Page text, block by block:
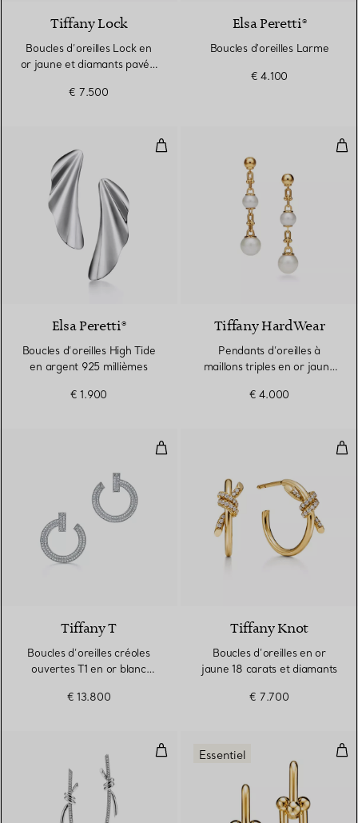
Tiffany Lock
Boucles d’oreilles Lock en
or jaune et diamants pavés,
€ 7.500
Elsa Peretti®
Boucles d'oreilles Larme
€ 4.100
Boucles d’oreilles High Tide en
Elsa Peretti®
Boucles d’oreilles High Tide
en argent 925 millièmes
€ 1.900
Tiffany HardWear
Pendants d’oreilles à
maillons triples en or jaune
douce
€ 4.000
Boucles d’oreilles créoles
Tiffany T
Boucles d’oreilles créoles
ouvertes T1 en or blanc
€ 13.800
Tiffany Knot
Boucles d’oreilles en or
jaune 18 carats et diamants
€ 7.700
Pendants d’oreilles en or blanc
Essentiel